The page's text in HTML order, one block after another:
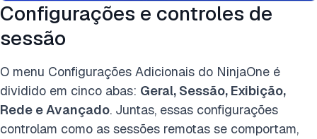
Configurações e controles de
sessão
O menu Configurações Adicionais do NinjaOne é
dividido em cinco abas: Geral, Sessão, Exibição,
Rede e Avançado. Juntas, essas configurações
controlam como as sessões remotas se comportam,